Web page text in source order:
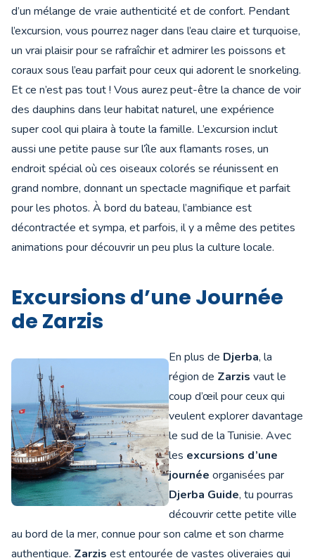
d’un mélange de vraie authenticité et de confort. Pendant
l’excursion, vous pourrez nager dans l’eau claire et turquoise,
un vrai plaisir pour se rafraîchir et admirer les poissons et
coraux sous l’eau parfait pour ceux qui adorent le snorkeling.
Et ce n’est pas tout ! Vous aurez peut-être la chance de voir
des dauphins dans leur habitat naturel, une expérience
super cool qui plaira à toute la famille. L’excursion inclut
aussi une petite pause sur l’île aux flamants roses, un
endroit spécial où ces oiseaux colorés se réunissent en
grand nombre, donnant un spectacle magnifique et parfait
pour les photos. À bord du bateau, l’ambiance est
décontractée et sympa, et parfois, il y a même des petites
animations pour découvrir un peu plus la culture locale.
Excursions d’une Journée
de Zarzis
En plus de Djerba, la
région de Zarzis vaut le
coup d’œil pour ceux qui
veulent explorer davantage
le sud de la Tunisie. Avec
les excursions d’une
journée organisées par
Djerba Guide, tu pourras
découvrir cette petite ville
au bord de la mer, connue pour son calme et son charme
authentique. Zarzis est entourée de vastes oliveraies qui